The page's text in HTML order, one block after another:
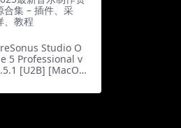
合集 – 插件、采
、教程
Studio O
5 Professional v
[U2B] [MacOS